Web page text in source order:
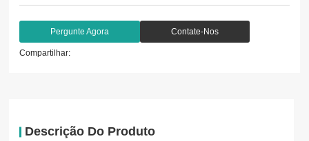
Pergunte Agora Contate-Nos
Compartilhar:
Descrição Do Produto